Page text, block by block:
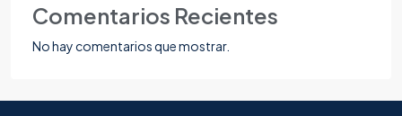
Comentarios Recientes
No hay comentarios que mostrar.